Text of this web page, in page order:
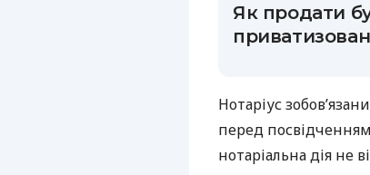
Як продати
Нотаріус
перед
нотаріальна дія не